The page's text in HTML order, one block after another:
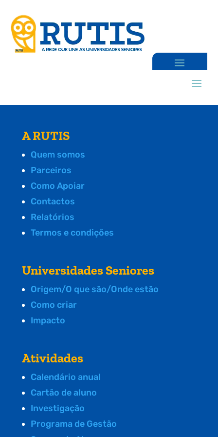
A RUTIS
Quem somos
Parceiros
Como Apoiar
Contactos
Relatórios
Termos e condições
Universidades Seniores
Origem/O que são/Onde estão
Como criar
Impacto
Atividades
Calendário anual
Cartão de aluno
Investigação
Programa de Gestão